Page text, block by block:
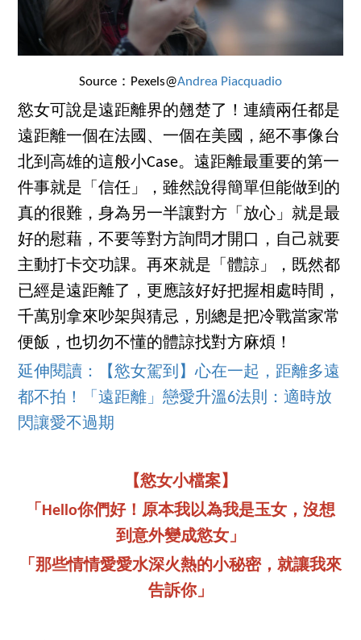
Source：Pexels@Andrea Piacquadio
慾女可說是遠距離界的翹楚了！連續兩任都是
遠距離一個在法國、一個在美國，絕不事像台
北到高雄的這般小Case。遠距離最重要的第一
件事就是「信任」，雖然說得簡單但能做到的
真的很難，身為另一半讓對方「放心」就是最
好的慰藉，不要等對方詢問才開口，自己就要
主動打卡交功課。再來就是「體諒」，既然都
已經是遠距離了，更應該好好把握相處時間，
千萬別拿來吵架與猜忌，別總是把冷戰當家常
便飯，也切勿不懂的體諒找對方麻煩！
延伸閱讀：【慾女駕到】心在一起，距離多遠
都不拍！「遠距離」戀愛升溫6法則：適時放
閃讓愛不過期
【慾女小檔案】
「Hello你們好！原本我以為我是玉女，沒想
到意外變成慾女」
「那些情情愛愛水深火熱的小秘密，就讓我來
告訴你」